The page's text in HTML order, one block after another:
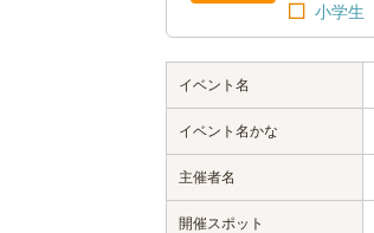
小学生
イベント名
イベント名かな
主催者名
開催スポット